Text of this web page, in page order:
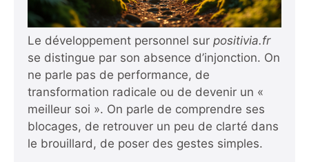
Le développement personnel sur positivia.fr
se distingue par son absence d’injonction. On
ne parle pas de performance, de
transformation radicale ou de devenir un «
meilleur soi ». On parle de comprendre ses
blocages, de retrouver un peu de clarté dans
le brouillard, de poser des gestes simples.